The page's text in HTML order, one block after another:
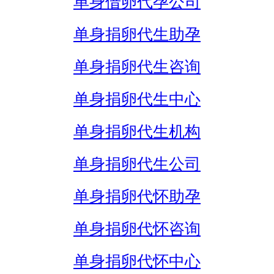
单身捐卵代生助孕
单身捐卵代生咨询
单身捐卵代生中心
单身捐卵代生机构
单身捐卵代生公司
单身捐卵代怀助孕
单身捐卵代怀咨询
单身捐卵代怀中心